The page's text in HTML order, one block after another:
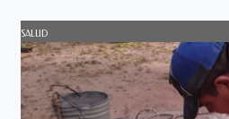
SALUD